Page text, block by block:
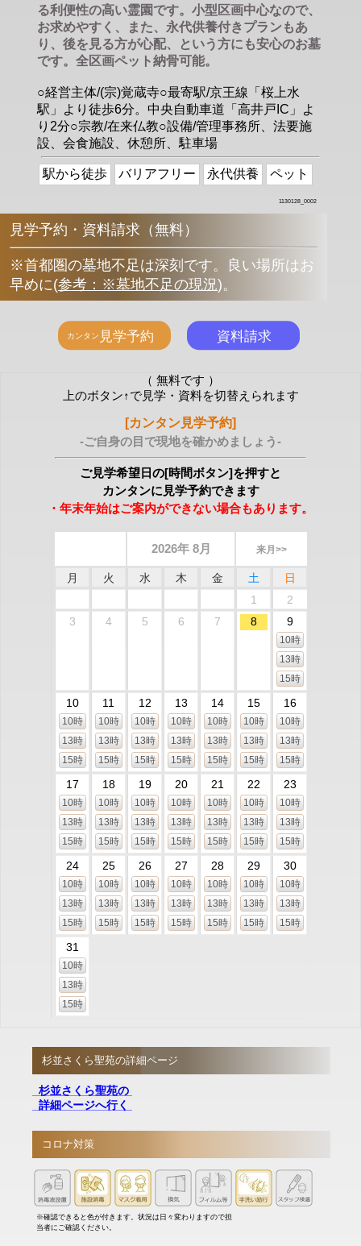
る利便性の高い霊園です。小型区画中心なので、
お求めやすく、また、永代供養付きプランもあ
り、後を見る方が心配、という方にも安心のお墓
です。全区画ペット納骨可能。
○経営主体/(宗)覚蔵寺○最寄駅/京王線「桜上水
駅」より徒歩6分。中央自動車道「高井戸IC」よ
り2分○宗教/在来仏教○設備/管理事務所、法要施
設、会食施設、休憩所、駐車場
駅から徒歩 バリアフリー 永代供養 ペット
1130128_0002
見学予約・資料請求（無料）
※首都圏の墓地不足は深刻です。良い場所はお
早めに(参考：※墓地不足の現況)。
（ 無料です ）
上のボタン↑で見学・資料を切替えられます
[カンタン見学予約]
-ご自身の目で現地を確かめましょう-
ご見学希望日の[時間ボタン]を押すと
カンタンに見学予約できます
・年末年始はご案内ができない場合もあります。
2026年 8月 来月>>
月 火 水 木 金 土
日
1
2
3
4 5 6 7 8 9
10時
13時
15時
10
10時
13時
15時
11
10時
13時
15時
12
10時
13時
15時
13
10時
13時
15時
14
10時
13時
15時
15
10時
13時
15時
16
10時
13時
15時
17
10時
13時
15時
18
10時
13時
15時
19
10時
13時
15時
20
10時
13時
15時
21
10時
13時
15時
22
10時
13時
15時
23
10時
13時
15時
24
10時
13時
15時
25
10時
13時
15時
26
10時
13時
15時
27
10時
13時
15時
28
10時
13時
15時
29
10時
13時
15時
30
10時
13時
15時
31
10時
13時
15時
杉並さくら聖苑の詳細ページ
杉並さくら聖苑の
詳細ページへ行く
コロナ対策
※確認できると色が付きます。状況は日々変わりますので担
当者にご確認ください。